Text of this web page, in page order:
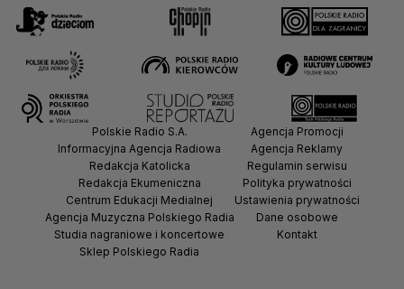
Polskie Radio S.A.
Informacyjna Agencja Radiowa
Redakcja Katolicka
Redakcja Ekumeniczna
Centrum Edukacji Medialnej
Agencja Muzyczna Polskiego Radia
Studia nagraniowe i koncertowe
Sklep Polskiego Radia
Agencja Promocji
Agencja Reklamy
Regulamin serwisu
Polityka prywatności
Ustawienia prywatności
Dane osobowe
Kontakt